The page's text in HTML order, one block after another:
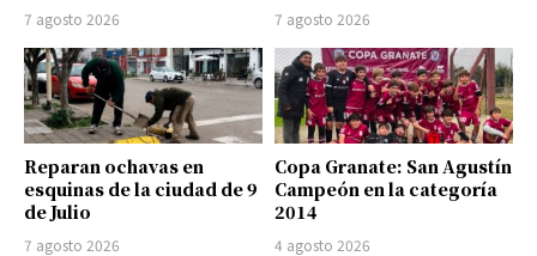
7 agosto 2026 7 agosto 2026
Reparan ochavas en
esquinas de la ciudad de 9
de Julio
7 agosto 2026
Copa Granate: San Agustín
Campeón en la categoría
2014
4 agosto 2026